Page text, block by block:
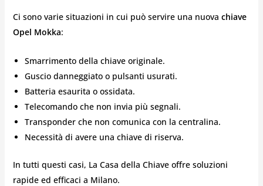
Ci sono varie situazioni in cui può servire una nuova chiave
Opel Mokka:
Smarrimento della chiave originale.
Guscio danneggiato o pulsanti usurati.
Batteria esaurita o ossidata.
Telecomando che non invia più segnali.
Transponder che non comunica con la centralina.
Necessità di avere una chiave di riserva.
In tutti questi casi, La Casa della Chiave offre soluzioni
rapide ed efficaci a Milano.